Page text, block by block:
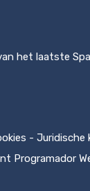
het laatste
- Juridische
Programador